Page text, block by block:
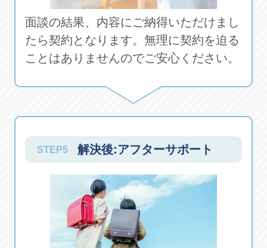
面談の結果、内容にご納得いただけまし
たら契約となります。無理に契約を迫る
ことはありませんのでご安心ください。
STEP5 解決後:アフターサポート